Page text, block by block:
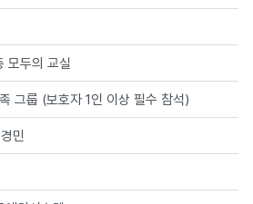
모두의 교실
그룹 (보호자 1인 이상 필수 참석)
민